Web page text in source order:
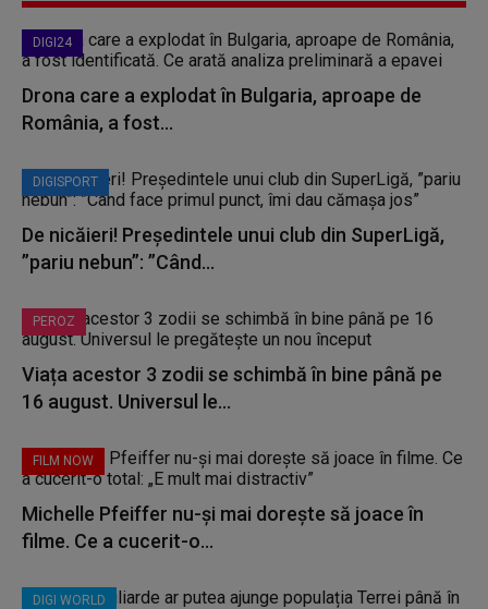
DIGI24
Drona care a explodat în Bulgaria, aproape de
România, a fost...
DIGISPORT
De nicăieri! Președintele unui club din SuperLigă,
”pariu nebun”: ”Când...
PEROZ
Viața acestor 3 zodii se schimbă în bine până pe
16 august. Universul le...
FILM NOW
Michelle Pfeiffer nu-și mai dorește să joace în
filme. Ce a cucerit-o...
DIGI WORLD